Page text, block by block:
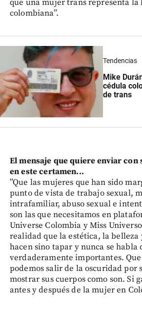
que una mujer trans representa la
colombiana”.
Tendencias
Mike
cédula
de trans
El mensaje que quiere enviar
en este certamen...
”Que las mujeres que han sido
punto de vista de trabajo sexual,
intrafamiliar, abuso sexual e
son las que necesitamos en
Universe Colombia y Miss
realidad que la estética, la belleza
hacen sino tapar y nunca se habla
verdaderamente importantes.
podemos salir de la oscuridad por
mostrar sus cuerpos como son. Si
antes y después de la mujer en